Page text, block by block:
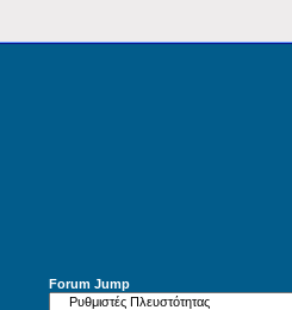
Forum Jump